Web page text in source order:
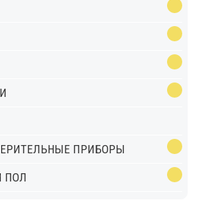
ПРИБОРЫ
ПОЛ